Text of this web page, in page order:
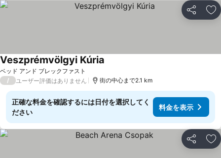
シェア お
ベッド アンド ブレックファスト
Veszprémvölgyi Kúria
/ ユーザー評価はありません 街の中心まで2.1 km
正確な料金を確認するには日付を選択してく
ださい
料金を表示
シェア お